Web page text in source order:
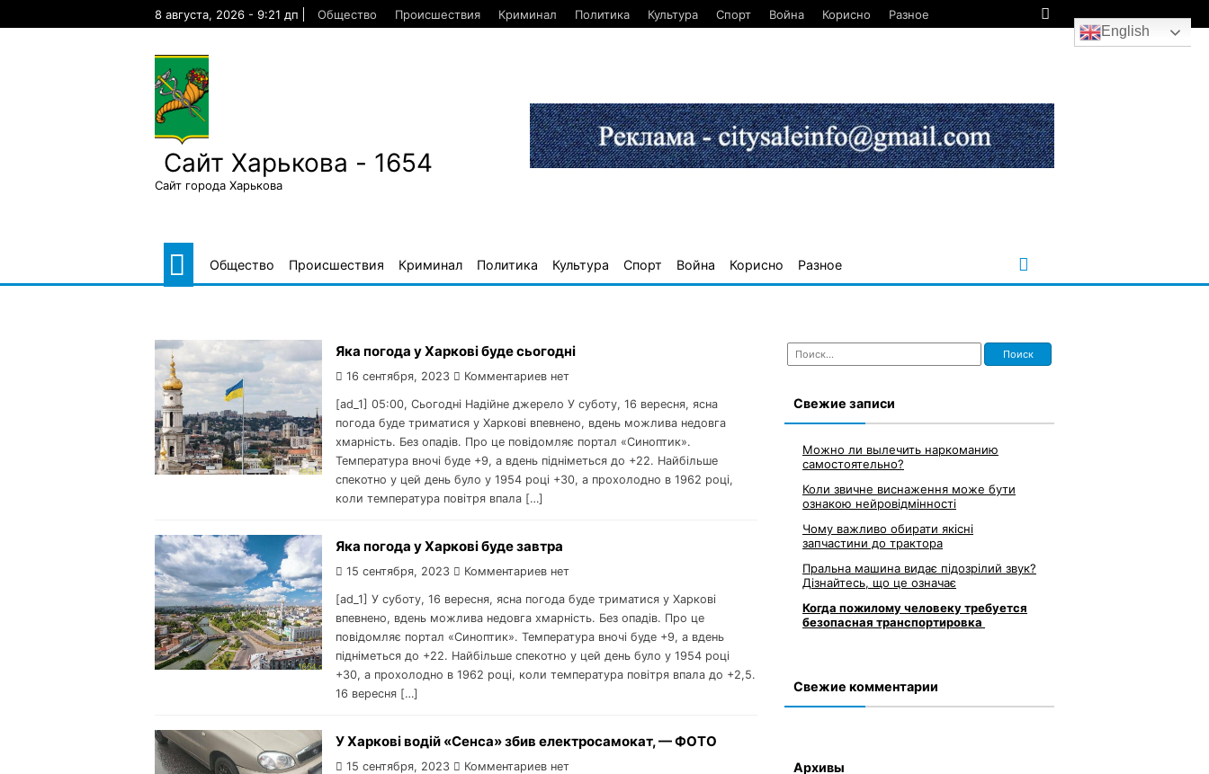
8 августа, 2026 - 9:21 дп Общество Происшествия Криминал Политика Культура Спорт Война Корисно Разное
Сайт Харькова - 1654
Сайт города Харькова
Общество Происшествия Криминал Политика Культура Спорт Война Корисно Разное
Яка погода у Харкові буде сьогодні
16 сентября, 2023 Комментариев нет
[ad_1] 05:00, Сьогодні Надійне джерело У суботу, 16 вересня, ясна
погода буде триматися у Харкові впевнено, вдень можлива недовга
хмарність. Без опадів. Про це повідомляє портал «Синоптик».
Температура вночі буде +9, а вдень підніметься до +22. Найбільше
спекотно у цей день було у 1954 році +30, а прохолодно в 1962 році,
коли температура повітря впала […]
Яка погода у Харкові буде завтра
15 сентября, 2023 Комментариев нет
[ad_1] У суботу, 16 вересня, ясна погода буде триматися у Харкові
впевнено, вдень можлива недовга хмарність. Без опадів. Про це
повідомляє портал «Синоптик». Температура вночі буде +9, а вдень
підніметься до +22. Найбільше спекотно у цей день було у 1954 році
+30, а прохолодно в 1962 році, коли температура повітря впала до +2,5.
16 вересня […]
У Харкові водій «Сенса» збив електросамокат, — ФОТО
15 сентября, 2023 Комментариев нет
Найти:
Свежие записи
Можно ли вылечить наркоманию
самостоятельно?
Коли звичне виснаження може бути
ознакою нейровідмінності
Чому важливо обирати якісні
запчастини до трактора
Пральна машина видає підозрілий звук?
Дізнайтесь, що це означає
Когда пожилому человеку требуется
безопасная транспортировка
Свежие комментарии
Архивы
English